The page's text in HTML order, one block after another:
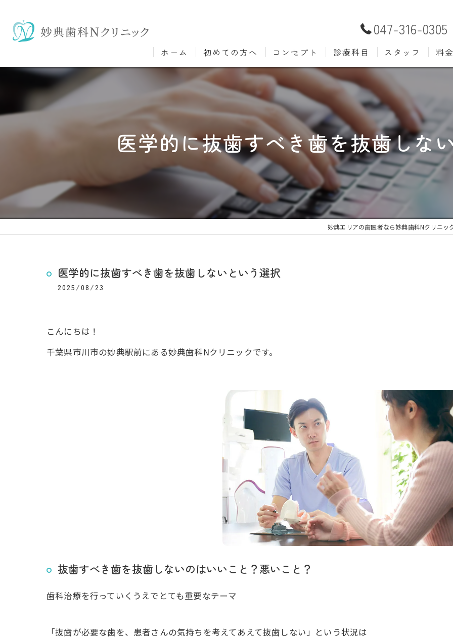
047-316-0305
ホーム 初めての方へ コンセプト 診療科目
むし歯治療
小児歯科
口腔外科
ホワイトニング 歯科検
審美歯科 根管治
知覚過敏
大人の矯正 子ども
スタッフ 料
医学的に抜歯すべき歯を抜歯しな
妙典エリアの歯医者なら妙典歯科Nクリニッ
医学的に抜歯すべき歯を抜歯しないという選択
2025/08/23
こんにちは！
千葉県市川市の妙典駅前にある妙典歯科Nクリニックです。
抜歯すべき歯を抜歯しないのはいいこと？悪いこと？
歯科治療を行っていくうえでとても重要なテーマ
「抜歯が必要な歯を、患者さんの気持ちを考えてあえて抜歯しない」という状況は